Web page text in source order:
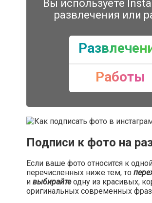
Вы используете
развлечения или
Работы
Подписи к фото на
Если ваше фото относится к
перечисленных ниже тем, то
и выбирайте одну из красивых,
оригинальных современных фраз